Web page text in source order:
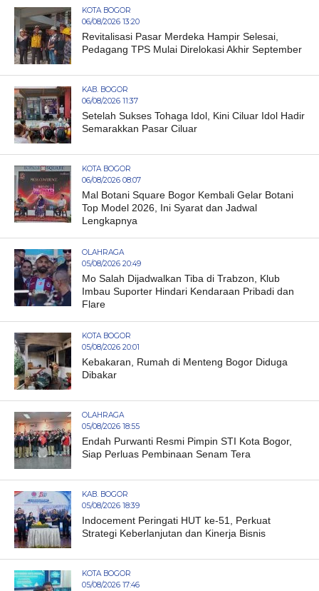
KOTA BOGOR
06/08/2026 13:20
Revitalisasi Pasar Merdeka Hampir Selesai,
Pedagang TPS Mulai Direlokasi Akhir September
KAB. BOGOR
06/08/2026 11:37
Setelah Sukses Tohaga Idol, Kini Ciluar Idol Hadir
Semarakkan Pasar Ciluar
KOTA BOGOR
06/08/2026 08:07
Mal Botani Square Bogor Kembali Gelar Botani
Top Model 2026, Ini Syarat dan Jadwal
Lengkapnya
OLAHRAGA
05/08/2026 20:49
Mo Salah Dijadwalkan Tiba di Trabzon, Klub
Imbau Suporter Hindari Kendaraan Pribadi dan
Flare
KOTA BOGOR
05/08/2026 20:01
Kebakaran, Rumah di Menteng Bogor Diduga
Dibakar
OLAHRAGA
05/08/2026 18:55
Endah Purwanti Resmi Pimpin STI Kota Bogor,
Siap Perluas Pembinaan Senam Tera
KAB. BOGOR
05/08/2026 18:39
Indocement Peringati HUT ke-51, Perkuat
Strategi Keberlanjutan dan Kinerja Bisnis
KOTA BOGOR
05/08/2026 17:46